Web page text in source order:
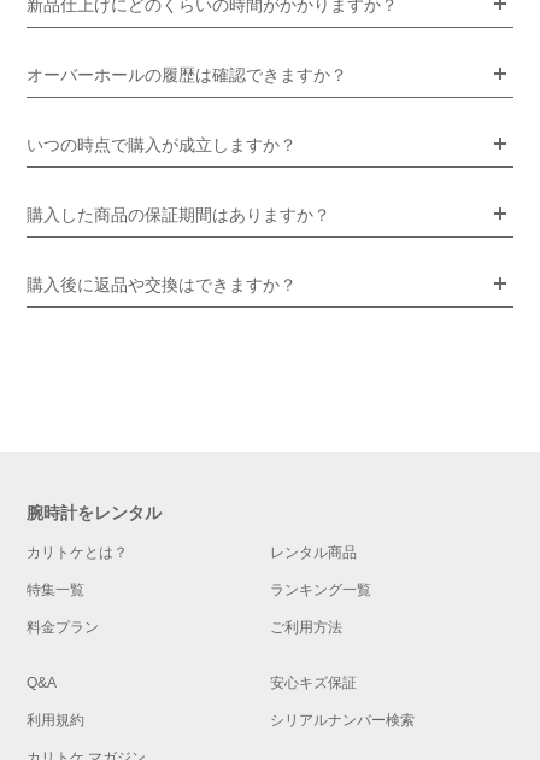
新品仕上げにどのくらいの時間がかかりますか？
オーバーホールの履歴は確認できますか？
いつの時点で購入が成立しますか？
購入した商品の保証期間はありますか？
購入後に返品や交換はできますか？
腕時計をレンタル
カリトケとは？ レンタル商品
特集一覧 ランキング一覧
料金プラン ご利用方法
Q&A 安心キズ保証
利用規約 シリアルナンバー検索